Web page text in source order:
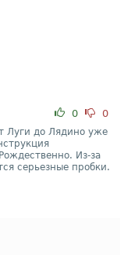
0 0
Луги до Лядино уже
Из-за
серьезные пробки.